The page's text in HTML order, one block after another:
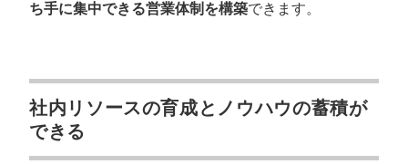
ち手に集中できる営業体制を構築できます。
社内リソースの育成とノウハウの蓄積が
できる